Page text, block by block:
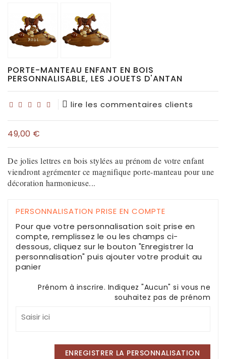
PORTE-MANTEAU ENFANT EN BOIS
PERSONNALISABLE, LES JOUETS D'ANTAN
lire les commentaires clients
49,00 €
De jolies lettres en bois stylées au prénom de votre enfant
viendront agrémenter ce magnifique porte-manteau pour une
décoration harmonieuse...
PERSONNALISATION PRISE EN COMPTE
Pour que votre personnalisation soit prise en
compte, remplissez le ou les champs ci-
dessous, cliquez sur le bouton "Enregistrer la
personnalisation" puis ajouter votre produit au
panier
Prénom à inscrire. Indiquez "Aucun" si vous ne
souhaitez pas de prénom
ENREGISTRER LA PERSONNALISATION